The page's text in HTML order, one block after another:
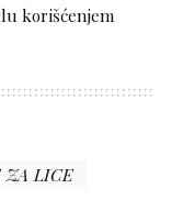
korišćenjem
ZA LICE